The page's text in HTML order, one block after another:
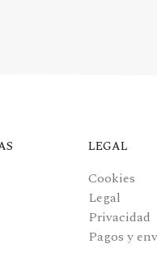
LEGAL
Cookies
Legal
Privacidad
Pagos y